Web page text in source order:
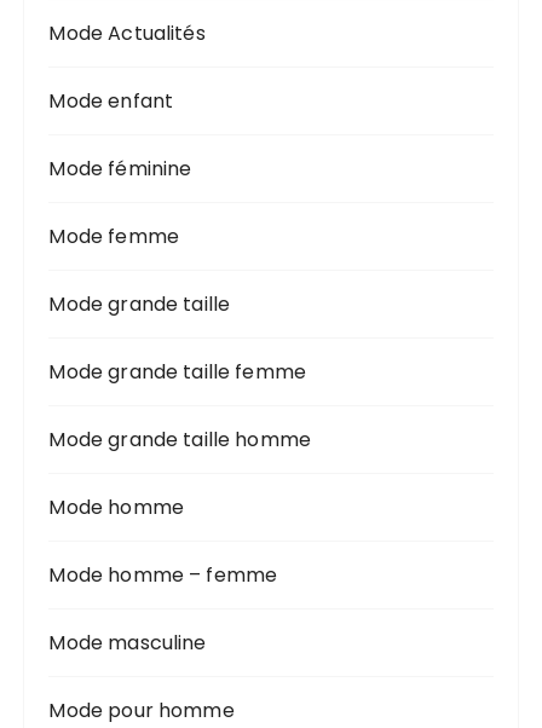
Mode Actualités
Mode enfant
Mode féminine
Mode femme
Mode grande taille
Mode grande taille femme
Mode grande taille homme
Mode homme
Mode homme – femme
Mode masculine
Mode pour homme